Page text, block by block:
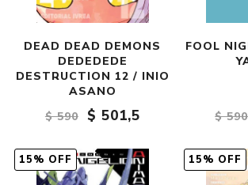
DEAD DEAD DEMONS
DEDEDEDE
DESTRUCTION 12 / INIO
ASANO
$ 590
$ 501,5
FOOL
$ 590
15% OFF 15% OFF